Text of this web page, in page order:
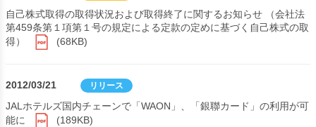
自己株式取得の取得状況および取得終了に関するお知らせ （会社法
第459条第１項第１号の規定による定款の定めに基づく自己株式の取
得）
(68KB)
2012/03/21 リリース
JALホテルズ国内チェーンで「WAON」、「銀聯カード」の利用が可
能に
(189KB)